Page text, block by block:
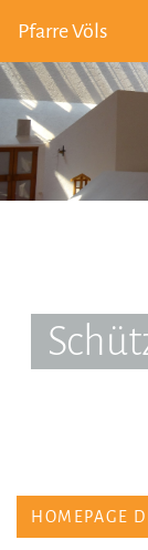
Pfarre Völs
HOMEPAGE